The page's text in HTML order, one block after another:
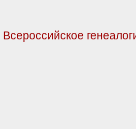
Всероссийское